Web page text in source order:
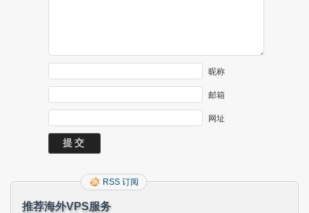
昵称
邮箱
网址
RSS 订阅
推荐海外VPS服务